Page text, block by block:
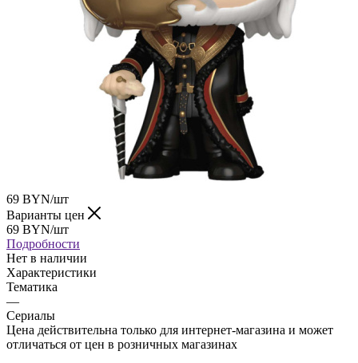
69 BYN/шт
Варианты цен
69 BYN/шт
Подробности
Нет в наличии
Характеристики
Тематика
—
Сериалы
Цена действительна только для интернет-магазина и может
отличаться от цен в розничных магазинах